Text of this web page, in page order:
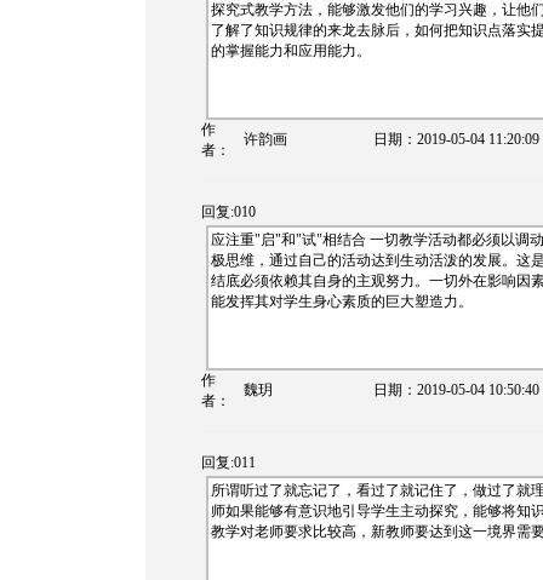
探究式教学方法，能够激发他们的学习兴趣，让他
了解了知识规律的来龙去脉后，如何把知识点落实
的掌握能力和应用能力。
作
者：
许韵画 日期： 2019-05-04 11:20:09
回复:010
应注重"启"和"试"相结合 一切教学活动都必须以调
极思维，通过自己的活动达到生动活泼的发展。这
结底必须依赖其自身的主观努力。一切外在影响因
能发挥其对学生身心素质的巨大塑造力。
作
者：
魏玥 日期： 2019-05-04 10:50:40
回复:011
所谓听过了就忘记了，看过了就记住了，做过了就
师如果能够有意识地引导学生主动探究，能够将知
教学对老师要求比较高，新教师要达到这一境界需